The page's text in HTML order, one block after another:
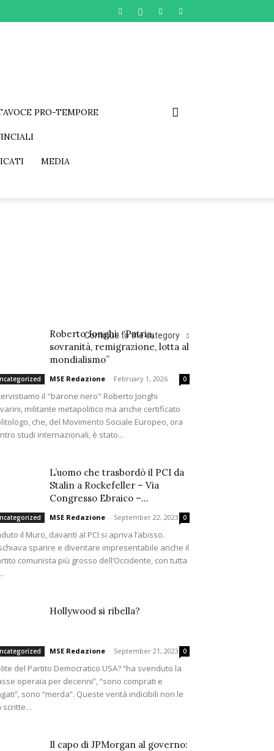
PRO-TEMPORE
MEDIA
Continue to the category
Roberto Jonghi: “Patria,
sovranità, remigrazione, lotta al
mondialismo”
MSE Redazione - February 1, 2026 0
il "barone nero" Roberto Jonghi
militante metapolitico ma anche certificato
che, del Movimento Sociale Europeo, ora
studi internazionali, è stato...
L’uomo che trasbordò il PCI da
Stalin a Rockefeller – Via
Congresso Ebraico –...
MSE Redazione - September 22, 2023 0
il Muro, davanti al PCI si apriva l’abisso.
sparire e diventare impresentabile anche il
comunista più grosso dell’Occidente, con tutta
Hollywood si ribella?
MSE Redazione - September 21, 2023 0
del Partito Democratico USA? “ha svenduto la
operaia per decenni”, “sono comprati e
sono “merda”. Queste verità indicibili non le
scritte...
Il capo di JPMorgan al governo: